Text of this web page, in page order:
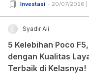
Investasi 20/07/2026 |
Syadir Ali
5 Kelebihan Poco F5,
dengan Kualitas
Terbaik di Kelasnya!